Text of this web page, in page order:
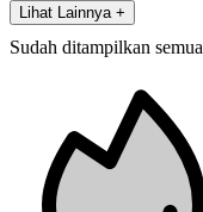
Lihat Lainnya +
Sudah ditampilkan semua